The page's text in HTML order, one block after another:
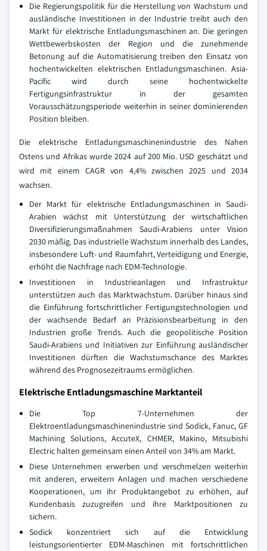
Die Regierungspolitik für die Herstellung von Wachstum und
ausländische Investitionen in der Industrie treibt auch den
Markt für elektrische Entladungsmaschinen an. Die geringen
Wettbewerbskosten der Region und die zunehmende
Betonung auf die Automatisierung treiben den Einsatz von
hochentwickelten elektrischen Entladungsmaschinen. Asia-
Pacific wird durch seine hochentwickelte
Fertigungsinfrastruktur in der gesamten
Vorausschätzungsperiode weiterhin in seiner dominierenden
Position bleiben.
Die elektrische Entladungsmaschinenindustrie des Nahen
Ostens und Afrikas wurde 2024 auf 200 Mio. USD geschätzt und
wird mit einem CAGR von 4,4% zwischen 2025 und 2034
wachsen.
Der Markt für elektrische Entladungsmaschinen in Saudi-
Arabien wächst mit Unterstützung der wirtschaftlichen
Diversifizierungsmaßnahmen Saudi-Arabiens unter Vision
2030 mäßig. Das industrielle Wachstum innerhalb des Landes,
insbesondere Luft- und Raumfahrt, Verteidigung und Energie,
erhöht die Nachfrage nach EDM-Technologie.
Investitionen in Industrieanlagen und Infrastruktur
unterstützen auch das Marktwachstum. Darüber hinaus sind
die Einführung fortschrittlicher Fertigungstechnologien und
der wachsende Bedarf an Präzisionsbearbeitung in den
Industrien große Trends. Auch die geopolitische Position
Saudi-Arabiens und Initiativen zur Einführung ausländischer
Investitionen dürften die Wachstumschance des Marktes
während des Prognosezeitraums ermöglichen.
Elektrische Entladungsmaschine Marktanteil
Die Top 7-Unternehmen der
Elektroentladungsmaschinenindustrie sind Sodick, Fanuc, GF
Machining Solutions, AccuteX, CHMER, Makino, Mitsubishi
Electric halten gemeinsam einen Anteil von 34% am Markt.
Diese Unternehmen erwerben und verschmelzen weiterhin
mit anderen, erweitern Anlagen und machen verschiedene
Kooperationen, um ihr Produktangebot zu erhöhen, auf
Kundenbasis zuzugreifen und ihre Marktpositionen zu
sichern.
Sodick konzentriert sich auf die Entwicklung
leistungsorientierter EDM-Maschinen mit fortschrittlichen